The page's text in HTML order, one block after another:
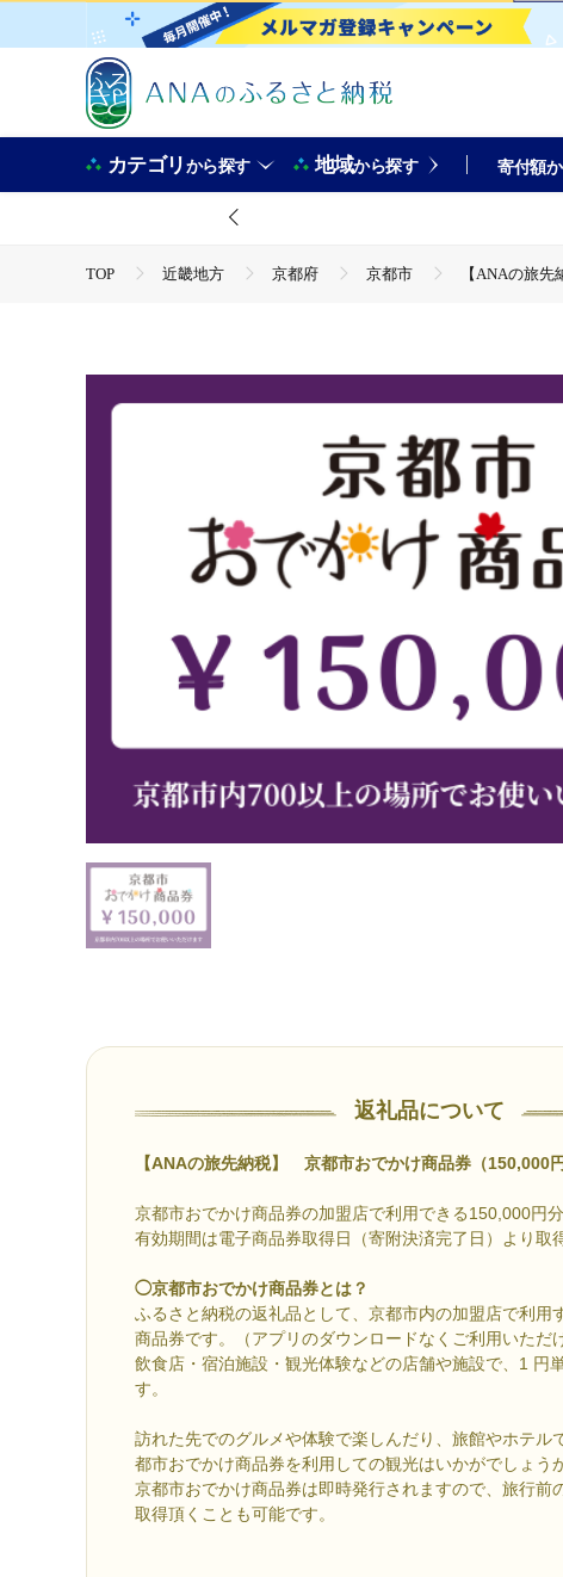
カテゴリから探す 地域から探す 寄付額
TOP 近畿地方 京都府 京都市 【ANAの旅
返礼品について
【ANAの旅先納税】 京都市おでかけ商品券（150,000円
京都市おでかけ商品券の加盟店で利用できる150,000円
有効期間は電子商品券取得日（寄附決済完了日）より取
◯京都市おでかけ商品券とは？
ふるさと納税の返礼品として、京都市内の加盟店で利用
商品券です。（アプリのダウンロードなくご利用いただ
飲食店・宿泊施設・観光体験などの店舗や施設で、1 円
す。
訪れた先でのグルメや体験で楽しんだり、旅館やホテル
都市おでかけ商品券を利用しての観光はいかがでしょう
京都市おでかけ商品券は即時発行されますので、旅行前
取得頂くことも可能です。